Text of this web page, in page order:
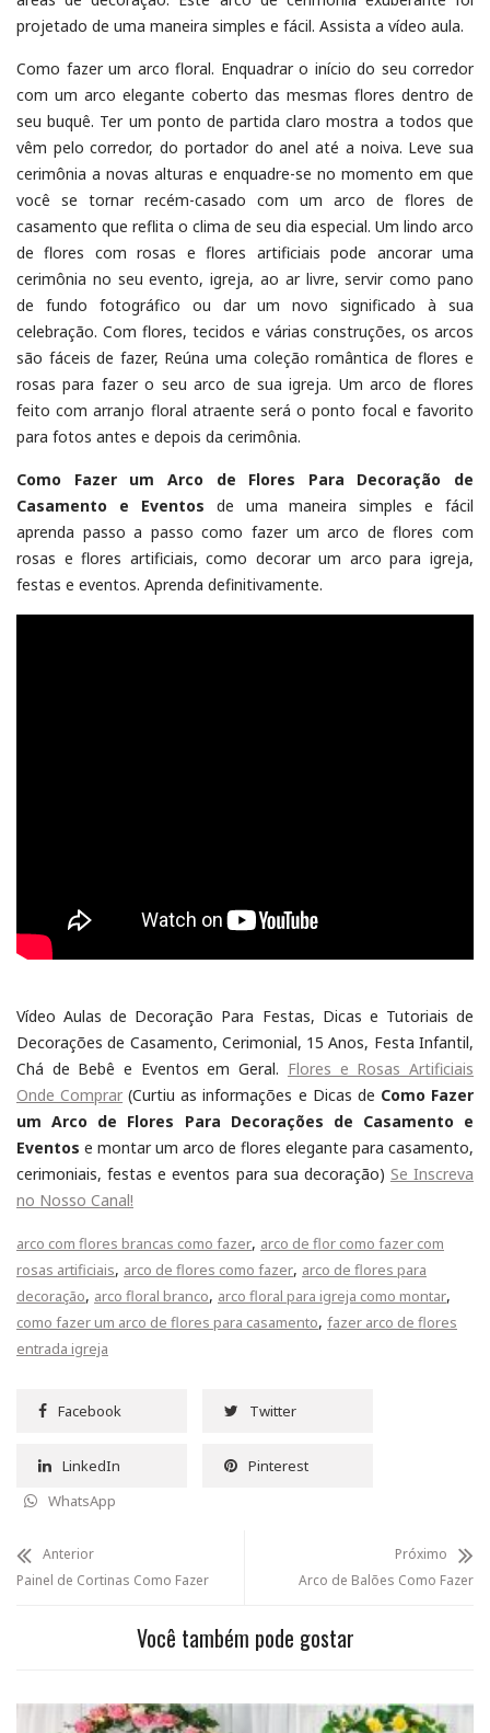
projetado de uma maneira simples e fácil. Assista a vídeo aula.
Como fazer um arco floral. Enquadrar o início do seu corredor
com um arco elegante coberto das mesmas flores dentro de
seu buquê. Ter um ponto de partida claro mostra a todos que
vêm pelo corredor, do portador do anel até a noiva. Leve sua
cerimônia a novas alturas e enquadre-se no momento em que
você se tornar recém-casado com um arco de flores de
casamento que reflita o clima de seu dia especial. Um lindo arco
de flores com rosas e flores artificiais pode ancorar uma
cerimônia no seu evento, igreja, ao ar livre, servir como pano
de fundo fotográfico ou dar um novo significado à sua
celebração. Com flores, tecidos e várias construções, os arcos
são fáceis de fazer, Reúna uma coleção romântica de flores e
rosas para fazer o seu arco de sua igreja. Um arco de flores
feito com arranjo floral atraente será o ponto focal e favorito
para fotos antes e depois da cerimônia.
Como Fazer um Arco de Flores Para Decoração de
Casamento e Eventos de uma maneira simples e fácil
aprenda passo a passo como fazer um arco de flores com
rosas e flores artificiais, como decorar um arco para igreja,
festas e eventos. Aprenda definitivamente.
Vídeo Aulas de Decoração Para Festas, Dicas e Tutoriais de
Decorações de Casamento, Cerimonial, 15 Anos, Festa Infantil,
Chá de Bebê e Eventos em Geral. Flores e Rosas Artificiais
Onde Comprar (Curtiu as informações e Dicas de Como Fazer
um Arco de Flores Para Decorações de Casamento e
Eventos e montar um arco de flores elegante para casamento,
cerimoniais, festas e eventos para sua decoração) Se Inscreva
no Nosso Canal!
arco com flores brancas como fazer, arco de flor como fazer com
rosas artificiais, arco de flores como fazer, arco de flores para
decoração, arco floral branco, arco floral para igreja como montar,
como fazer um arco de flores para casamento, fazer arco de flores
entrada igreja
Facebook Twitter
LinkedIn
Pinterest
WhatsApp
Anterior
Painel de Cortinas Como Fazer
Próximo
Arco de Balões Como Fazer
Você também pode gostar